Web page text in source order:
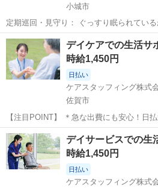
小城市
定期巡回・見守り： ぐっすり眠られてい
確認します。 排泄介助： 必要に応じたオ
体位変換： 床ずれ防止のため、定時での
応： ナースコールがあった...
佐賀 小城市 介護
デイケアでの生活サ
時給1,450円
日払い
ケアスタッフィング株式
佐賀市
【注目POINT】 ＊急な出費にも安心！日払い・週払い対応OK◎振込
手数料はセブン銀行55円、その他銀行165円と
ッフさんとの連絡専用にアプリがあるので
なことでもお気軽にご...
佐賀 佐賀市 介護
デイサービスでの生
時給1,450円
日払い
ケアスタッフィング株式